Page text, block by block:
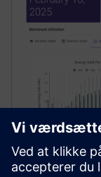
Site Profit